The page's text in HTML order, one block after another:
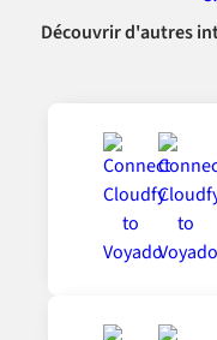
Découvrir d'autres